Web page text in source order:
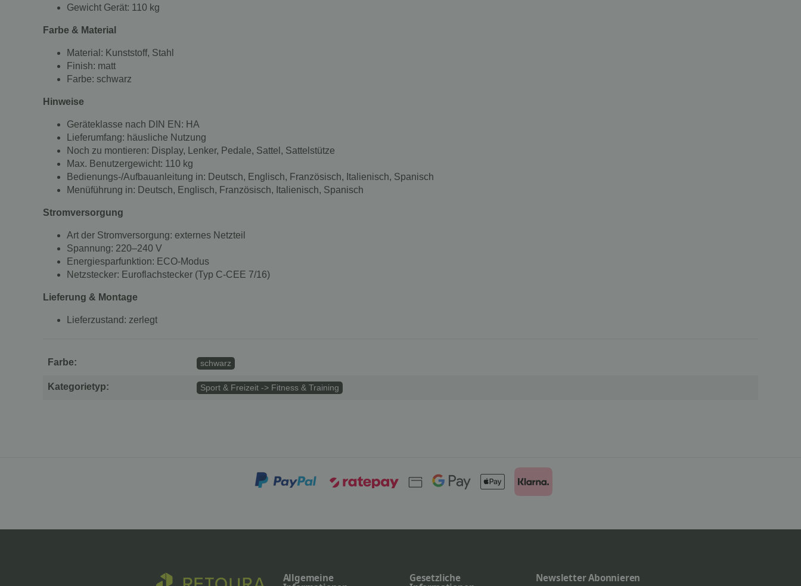
Gewicht Gerät: 110 kg
Farbe & Material
Material: Kunststoff, Stahl
Finish: matt
Farbe: schwarz
Hinweise
Geräteklasse nach DIN EN: HA
Lieferumfang: häusliche Nutzung
Noch zu montieren: Display, Lenker, Pedale, Sattel, Sattelstütze
Max. Benutzergewicht: 110 kg
Bedienungs-/Aufbauanleitung in: Deutsch, Englisch, Französisch, Italienisch, Spanisch
Menüführung in: Deutsch, Englisch, Französisch, Italienisch, Spanisch
Stromversorgung
Art der Stromversorgung: externes Netzteil
Spannung: 220–240 V
Energiesparfunktion: ECO-Modus
Netzstecker: Euroflachstecker (Typ C-CEE 7/16)
Lieferung & Montage
Lieferzustand: zerlegt
Farbe: schwarz
Kategorietyp: Sport & Freizeit -> Fitness & Training
Allgemeine
Gesetzliche
Newsletter Abonnieren